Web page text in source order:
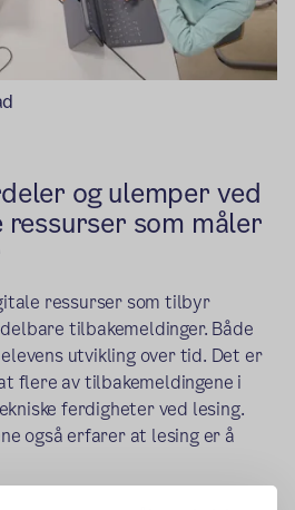
og ulemper ved
som måler
ressurser som tilbyr
tilbakemeldinger. Både
utvikling over tid. Det er
flere av tilbakemeldingene i
ferdigheter ved lesing.
også erfarer at lesing er å